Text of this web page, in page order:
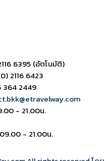
6395 (อัตโนมัติ)
2116 6423
364 2449
- 21.00น.
- 21.00น.